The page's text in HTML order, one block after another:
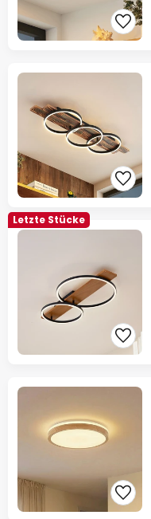
Letzte Stücke